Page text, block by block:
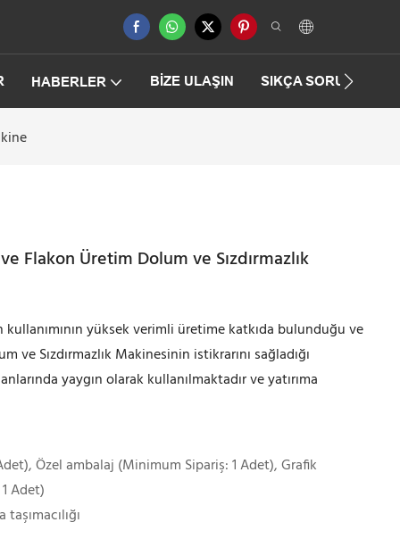
HABERLER BIZE ULAŞIN SIKÇA SORULAN
Flakon Üretim Dolum ve Sızdırmazlık
yüksek verimli üretime katkıda bulunduğu ve
Sızdırmazlık Makinesinin istikrarını sağladığı
yaygın olarak kullanılmaktadır ve yatırıma
Özel ambalaj (Minimum Sipariş: 1 Adet), Grafik
Adet)